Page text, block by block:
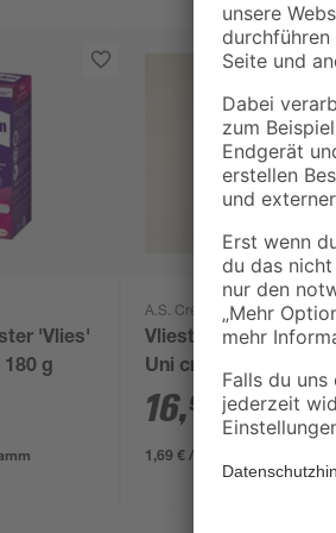
'Vlies'
g
A.S. Création
Vliestapete Struktur-
Uni cremebeige 0,53 x
10,05 m
16,99 €
1,69 € / Meter